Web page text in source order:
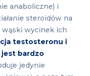
anaboliczne) i
steroidów na
wycinek ich
testosteronu i
bardzo
jedynie